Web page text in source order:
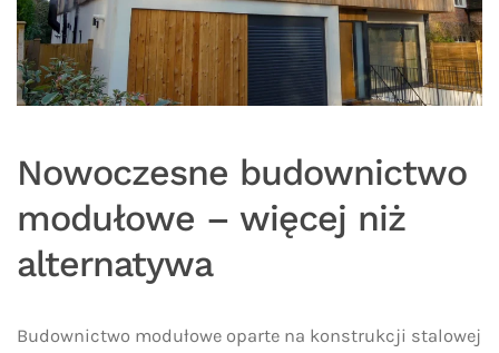
Nowoczesne budownictwo
modułowe – więcej niż
alternatywa
Budownictwo modułowe oparte na konstrukcji stalowej